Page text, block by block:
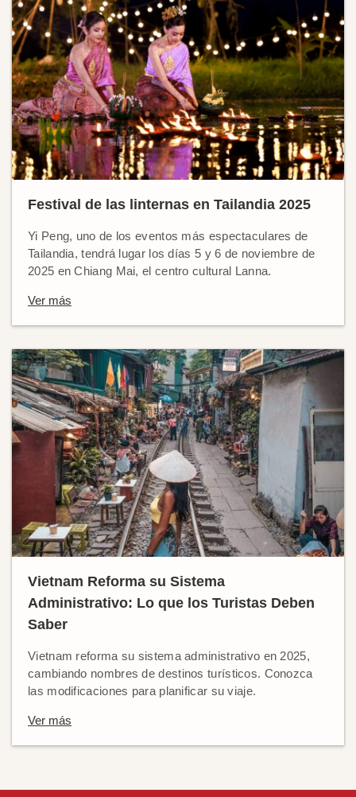
Festival de las linternas en Tailandia 2025
Yi Peng, uno de los eventos más espectaculares de
Tailandia, tendrá lugar los días 5 y 6 de noviembre de
2025 en Chiang Mai, el centro cultural Lanna.
Ver más
Vietnam Reforma su Sistema
Administrativo: Lo que los Turistas Deben
Saber
Vietnam reforma su sistema administrativo en 2025,
cambiando nombres de destinos turísticos. Conozca
las modificaciones para planificar su viaje.
Ver más